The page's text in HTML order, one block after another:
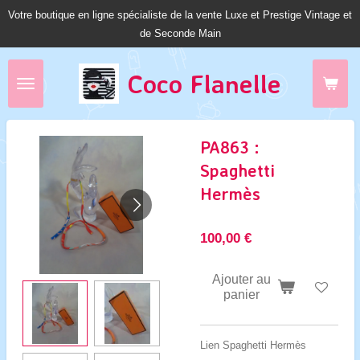
Passer
Coco Flanelle
Votre boutique en ligne spécialiste de la vente Luxe et Prestige Vintage et
de Seconde Main
PA863 :
Spaghetti
Hermès
100,00 €
Ajouter au
panier
Lien Spaghetti Hermès